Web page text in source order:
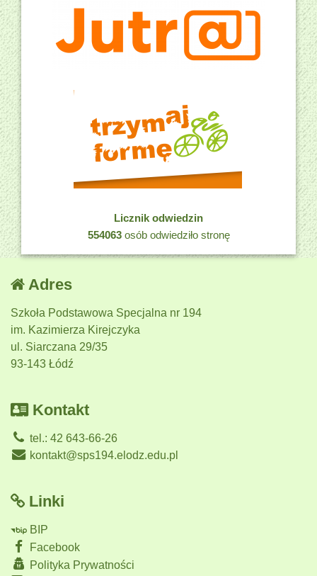
Licznik odwiedzin
554063osób odwiedziło stronę
Adres
Szkoła Podstawowa Specjalna nr 194
im. Kazimierza Kirejczyka
ul. Siarczana 29/35
93-143 Łódź
Kontakt
tel.: 42 643-66-26
kontakt@sps194.elodz.edu.pl
Linki
BIP
Facebook
Polityka Prywatności